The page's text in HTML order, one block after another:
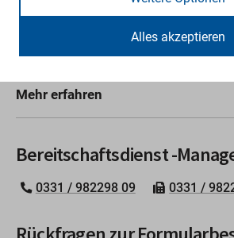
Betriebswirtschaftliche
0331 / 2309 280
Mehr erfahren
Bereitschaftsdienst -
0331 / 982298 09 0331 /
Alles akzeptieren